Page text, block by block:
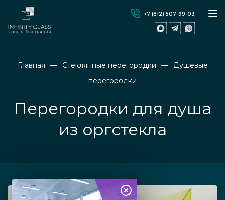
+7 (812) 507-99-03
Главная Стеклянные перегородки
Душевые
перегородки
Перегородки для душа
из оргстекла